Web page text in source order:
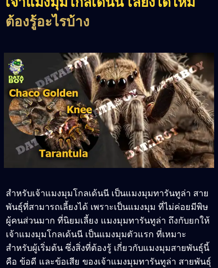
ต้องรู้อะไรบ้าง
สำหรับเจ้าแมงมุมโกลเด้นนี เป็นแมงมุมทารันทูล่า สาย
พันธุ์ที่สามารถเลี้ยงได้ เพราะเป็นแมงมุม ที่ไม่ค่อยมีพิษ
ผู้คนส่วนมาก ที่นิยมเลี้ยง แมงมุมทารันทูล่า ถึงกับยกให้
เจ้าแมงมุมโกลเด้นนี เป็นแมงมุมตัวแรก ที่เหมาะ
สำหรับผู้เริ่มต้น ซึ่งสิ่งที่ต้องรู้ เกี่ยวกับแมงมุมสายพันธุ์นี้
คือ ข้อดี และข้อเสีย ของเจ้าแมงมุมทารันทูล่า สายพันธุ์